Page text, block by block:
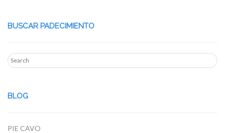
BUSCAR PADECIMIENTO
BLOG
PIE CAVO